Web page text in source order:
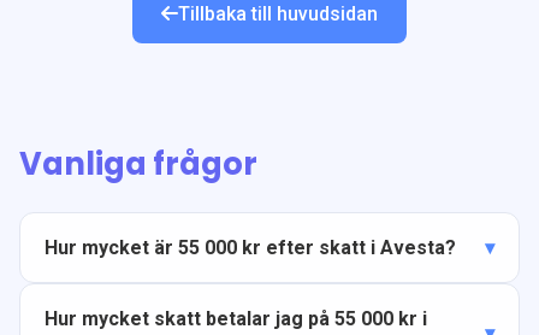
Tillbaka till huvudsidan
Vanliga frågor
Hur mycket är 55 000 kr efter skatt i Avesta?
Hur mycket skatt betalar jag på 55 000 kr i